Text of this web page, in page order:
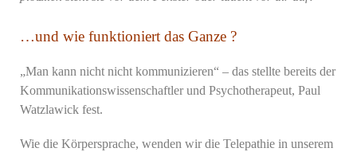
…und wie funktioniert das Ganze ?
„Man kann nicht nicht kommunizieren“ – das stellte bereits der
Kommunikationswissenschaftler und Psychotherapeut, Paul
Watzlawick fest.
Wie die Körpersprache, wenden wir die Telepathie in unserem